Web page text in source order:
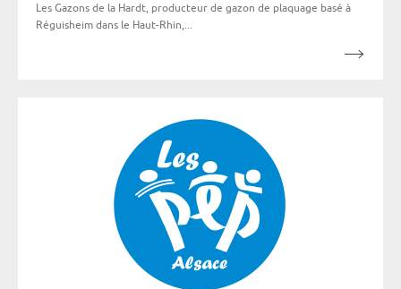
Les Gazons de la Hardt, producteur de gazon de plaquage basé à
Réguisheim dans le Haut-Rhin,...